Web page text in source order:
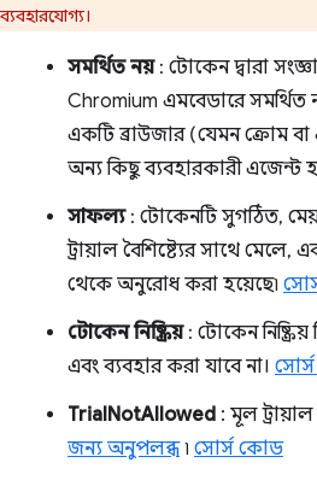
ব্যবহারযোগ্য।
সমর্থিত নয়: টোকেন দ্বারা
Chromium এমবেডারে সমর্থিত
একটি ব্রাউজার (যেমন ক্রোম
অন্য কিছু ব্যবহারকারী এজেন্ট
সাফল্য: টোকেনটি সুগঠিত,
ট্রায়াল বৈশিষ্ট্যের সাথে
থেকে অনুরোধ করা হয়েছে৷
টোকেন নিষ্ক্রিয়: টোকেন নিষ্ক্রিয়
এবং ব্যবহার করা যাবে না।
TrialNotAllowed : মূল ট্রায়াল
জন্য অনুপলব্ধ৷ সোর্স কোড